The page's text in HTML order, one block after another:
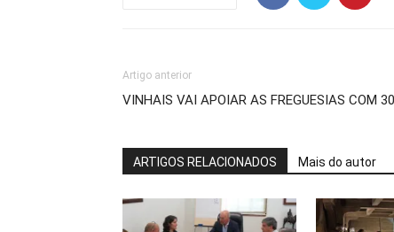
Artigo anterior
VINHAIS VAI APOIAR AS FREGUESIAS COM
ARTIGOS RELACIONADOS Mais do autor